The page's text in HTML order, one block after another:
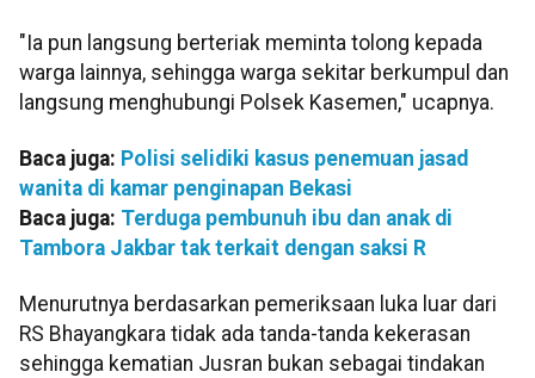
"Ia pun langsung berteriak meminta tolong kepada
warga lainnya, sehingga warga sekitar berkumpul dan
langsung menghubungi Polsek Kasemen," ucapnya.
Baca juga: Polisi selidiki kasus penemuan jasad
wanita di kamar penginapan Bekasi
Baca juga: Terduga pembunuh ibu dan anak di
Tambora Jakbar tak terkait dengan saksi R
Menurutnya berdasarkan pemeriksaan luka luar dari
RS Bhayangkara tidak ada tanda-tanda kekerasan
sehingga kematian Jusran bukan sebagai tindakan